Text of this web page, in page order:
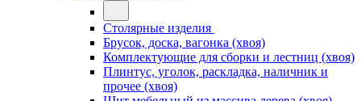
Столярные изделия
Брусок, доска, вагонка (хвоя)
Комплектующие для сборки и лестниц (хвоя)
Плинтус, уголок, раскладка, наличник и
прочее (хвоя)